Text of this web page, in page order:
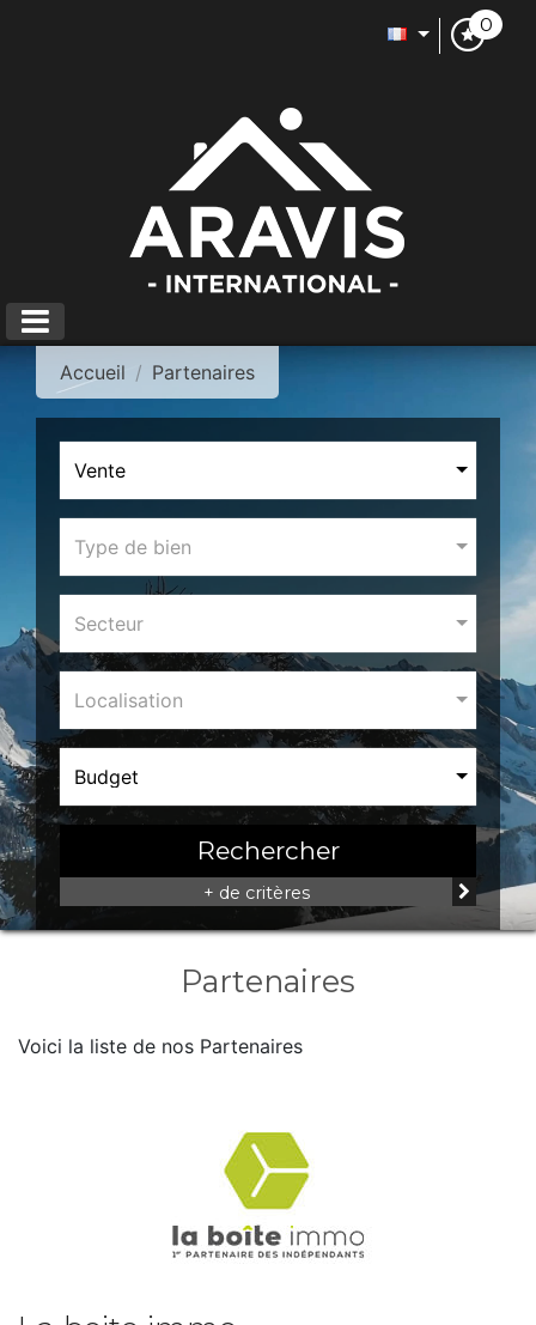
0
Accueil Partenaires
Vente
Type de bien
Secteur
Localisation
Budget
Rechercher
+ de critères
Partenaires
Voici la liste de nos Partenaires